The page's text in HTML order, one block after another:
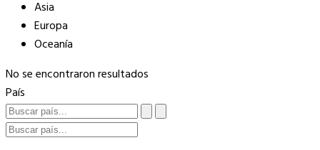
Asia
Europa
Oceanía
No se encontraron resultados
País